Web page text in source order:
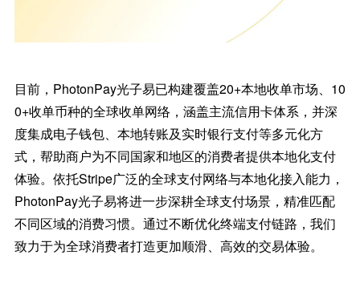
目前，PhotonPay光子易已构建覆盖20+本地收单市场、10
0+收单币种的全球收单网络，涵盖主流信用卡体系，并深
度集成电子钱包、本地转账及实时银行支付等多元化方
式，帮助商户为不同国家和地区的消费者提供本地化支付
体验。依托Stripe广泛的全球支付网络与本地化接入能力，
PhotonPay光子易将进一步深耕全球支付场景，精准匹配
不同区域的消费习惯。通过不断优化终端支付链路，我们
致力于为全球消费者打造更加顺滑、高效的交易体验。